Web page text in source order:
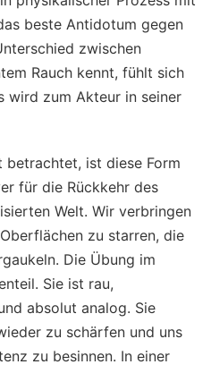
beste Antidotum gegen
zwischen
Rauch kennt, fühlt sich
wird zum Akteur in seiner
betrachtet, ist diese Form
für die Rückkehr des
Welt. Wir verbringen
zu starren, die
Die Übung im
Sie ist rau,
absolut analog. Sie
zu schärfen und uns
zu besinnen. In einer